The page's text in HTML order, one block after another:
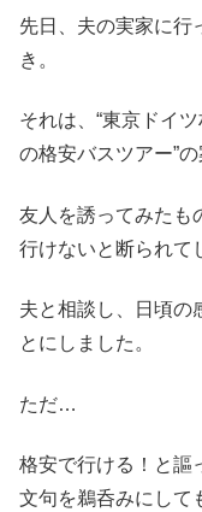
先日、夫の実家に行
き。
それは、“東京ドイ
の格安バスツアー”の
友人を誘ってみたも
行けないと断られて
夫と相談し、日頃の
とにしました。
ただ…
格安で行ける！と謳
文句を鵜呑みにして